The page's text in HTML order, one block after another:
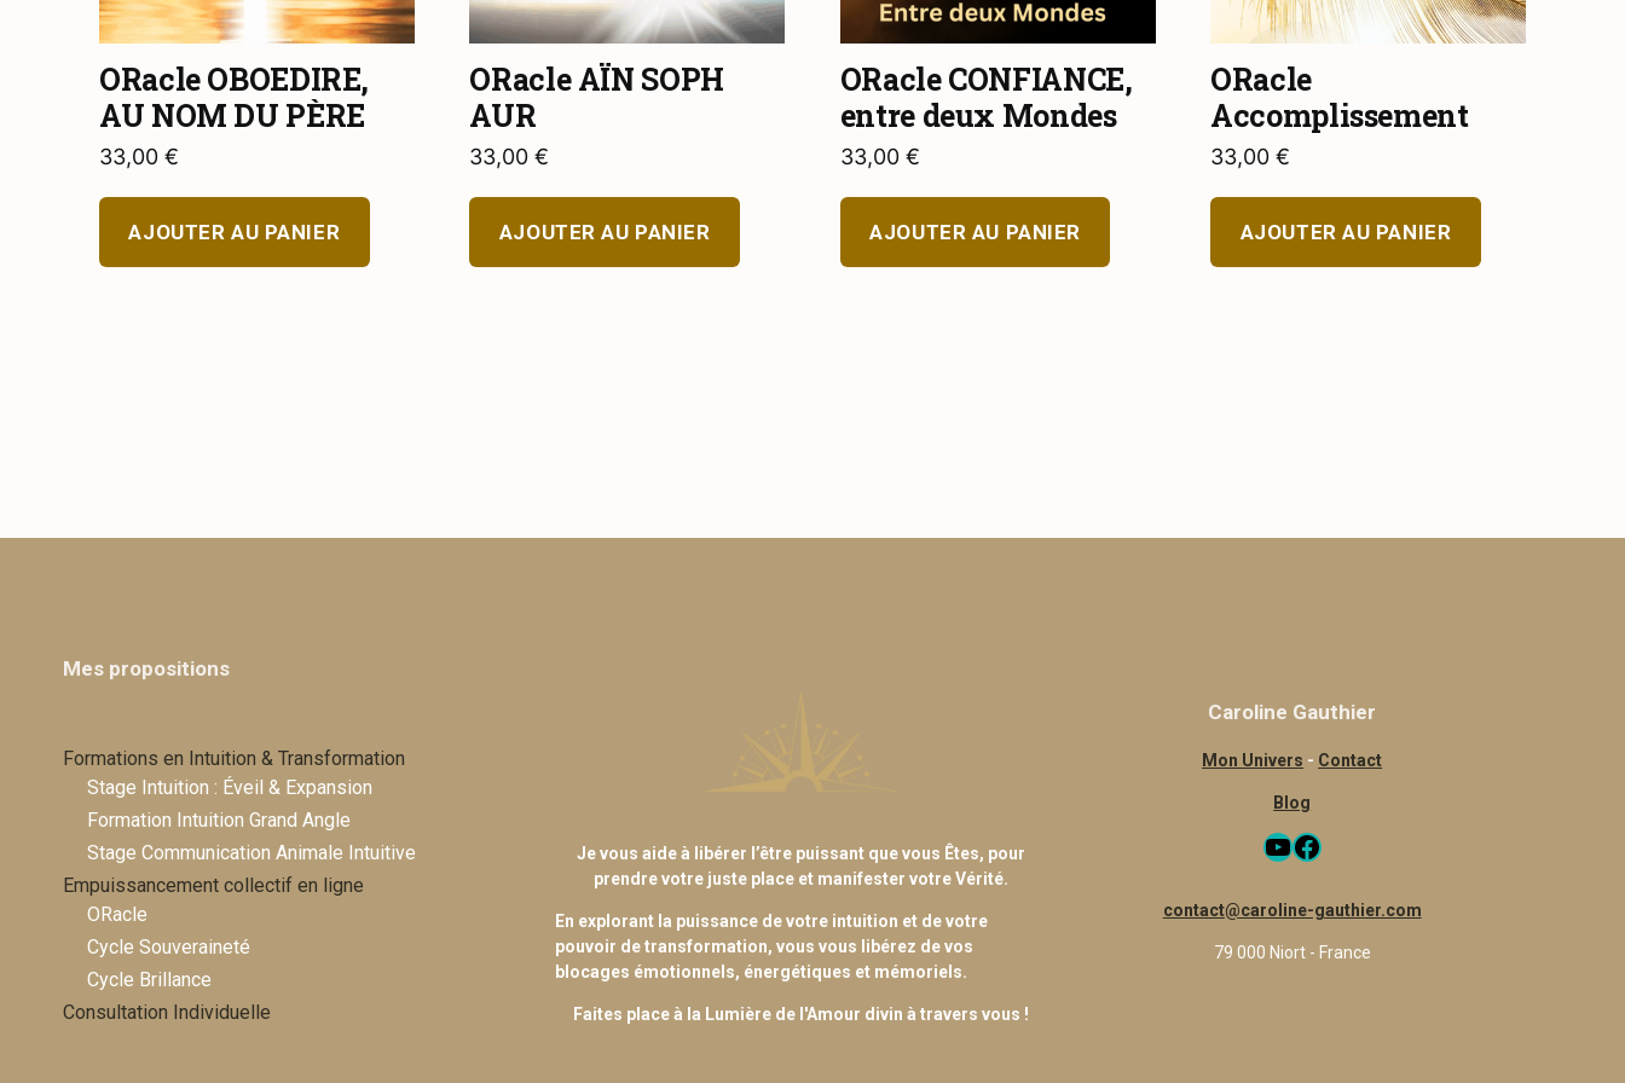
ORacle OBOEDIRE,
AU NOM DU PÈRE
33,00 €
AJOUTER AU PANIER
ORacle AÏN SOPH
AUR
33,00€
AJOUTER AU PANIER
ORacle CONFIANCE,
entre deux Mondes
33,00 €
AJOUTER AU PANIER
ORacle
Accomplissement
33,00€
AJOUTER AU PANIER
Mes propositions
Formations en Intuition & Transformation
Stage Intuition : Éveil & Expansion
Formation Intuition Grand Angle
Stage Communication Animale Intuitive
Empuissancement collectif en ligne
ORacle
Cycle Souveraineté
Cycle Brillance
Consultation Individuelle
Je vous aide à libérer l’être puissant que vous Êtes, pour
prendre votre juste place et manifester votre Vérité.
En explorant la puissance de votre intuition et de votre
pouvoir de transformation, vous vous libérez de vos
blocages émotionnels, énergétiques et mémoriels.
Faites place à la Lumière de l'Amour divin à travers vous !
Caroline Gauthier
Mon Univers - Contact
Blog
YouTube
Facebook
contact@caroline-gauthier.com
79 000 Niort - France